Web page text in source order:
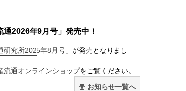
通2026年9月号」発売中！
研究所2025年8月号 」が発売となりまし
流通オンラインショップをご覧ください。
お知らせ一覧へ